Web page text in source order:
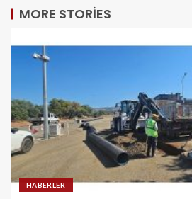
MORE STORIES
HABERLER